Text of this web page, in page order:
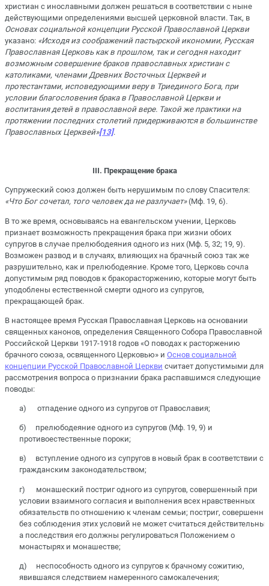
христиан с инославными должен решаться в соответствии с ныне
действующими определениями высшей церковной власти. Так, в
Основах социальной концепции Русской Православной Церкви
указано: «Исходя из соображений пастырской икономии, Русская
Православная Церковь как в прошлом, так и сегодня находит
возможным совершение браков православных христиан с
католиками, членами Древних Восточных Церквей и
протестантами, исповедующими веру в Триединого Бога, при
условии благословения брака в Православной Церкви и
воспитания детей в православной вере. Такой же практики на
протяжении последних столетий придерживаются в большинстве
Православных Церквей»[13].
III. Прекращение брака
Супружеский союз должен быть нерушимым по слову Спасителя:
«Что Бог сочетал, того человек да не разлучает»(Мф. 19, 6).
В то же время, основываясь на евангельском учении, Церковь
признает возможность прекращения брака при жизни обоих
супругов в случае прелюбодеяния одного из них (Мф. 5, 32; 19, 9).
Возможен развод и в случаях, влияющих на брачный союз так же
разрушительно, как и прелюбодеяние. Кроме того, Церковь сочла
допустимым ряд поводов к бракорасторжению, которые могут быть
уподоблены естественной смерти одного из супругов,
прекращающей брак.
В настоящее время Русская Православная Церковь на основании
священных канонов, определения Священного Собора Православной
Российской Церкви 1917-1918 годов «О поводах к расторжению
брачного союза, освященного Церковью» и Основ социальной
концепции Русской Православной Церкви считает допустимыми для
рассмотрения вопроса о признании брака распавшимся следующие
поводы:
а) отпадение одного из супругов от Православия;
б) прелюбодеяние одного из супругов (Мф. 19, 9) и
противоестественные пороки;
в) вступление одного из супругов в новый брак в соответствии с
гражданским законодательством;
г) монашеский постриг одного из супругов, совершенный при
условии взаимного согласия и выполнения всех нравственных
обязательств по отношению к членам семьи; постриг,
без соблюдения этих условий не может считаться
а последствия его должны регулироваться Положением о
монастырях и монашестве;
д) неспособность одного из супругов к брачному сожитию,
явившаяся следствием намеренного самокалечения;